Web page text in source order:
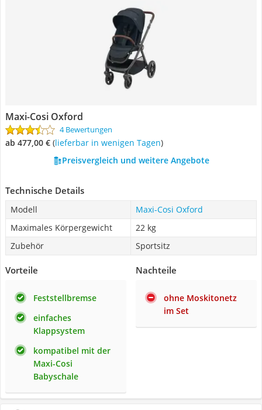
Maxi-Cosi Oxford
4 Bewertungen
ab 477,00 € ( Lieferbar in wenigen Tagen)
Preisvergleich und weitere Angebote
Technische Details
Modell
Maxi-Cosi Oxford
Maximales Körpergewicht
22 kg
Zubehör
Sportsitz
Vorteile
Feststellbremse
einfaches
Klappsystem
kompatibel mit der
Maxi-Cosi
Babyschale
Nachteile
ohne Moskitonetz
im Set